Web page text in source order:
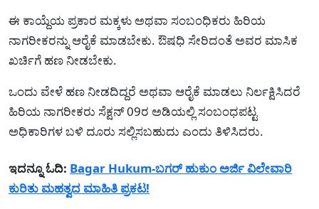
ಈ ಕಾಯ್ದೆಯ ಪ್ರಕಾರ ಮಕ್ಕಳು ಅಥವಾ ಸಂಬಂಧಿಕರು ಹಿರಿಯ
ನಾಗರೀಕರನ್ನು ಆರೈಕೆ ಮಾಡಬೇಕು. ಔಷಧಿ ಸೇರಿದಂತೆ ಅವರ ಮಾಸಿಕ
ಖರ್ಚಿಗೆ ಹಣ ನೀಡಬೇಕು.
ಒಂದು ವೇಳೆ ಹಣ ನೀಡದಿದ್ದರೆ ಅಥವಾ ಆರೈಕೆ ಮಾಡಲು ನಿರ್ಲಕ್ಷಿಸಿದರೆ
ಹಿರಿಯ ನಾಗರೀಕರು ಸೆಕ್ಷನ್ 09ರ ಅಡಿಯಲ್ಲಿ ಸಂಬಂಧಪಟ್ಟ
ಅಧಿಕಾರಿಗಳ ಬಳಿ ದೂರು ಸಲ್ಲಿಸಬಹುದು ಎಂದು ತಿಳಿಸಿದರು.
ಇದನ್ನೂ ಓದಿ: Bagar Hukum-ಬಗರ್ ಹುಕುಂ ಅರ್ಜಿ ವಿಲೇವಾರಿ
ಕುರಿತು ಮಹತ್ವದ ಮಾಹಿತಿ ಪ್ರಕಟ!